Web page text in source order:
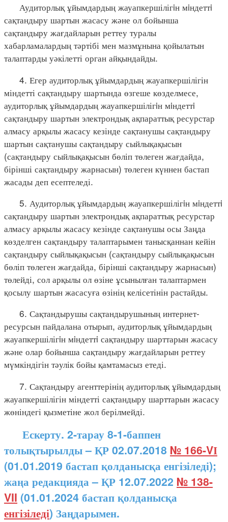
Аудиторлық ұйымдардың жауапкершілігiн мiндеттi
сақтандыру шартын жасасу және ол бойынша
сақтандыру жағдайларын реттеу туралы
хабарламалардың тәртібі мен мазмұнына қойылатын
талаптарды уәкілетті орган айқындайды.
4. Егер аудиторлық ұйымдардың жауапкершілігін
міндетті сақтандыру шартында өзгеше көзделмесе,
аудиторлық ұйымдардың жауапкершілігiн мiндеттi
сақтандыру шартын электрондық ақпараттық ресурстар
алмасу арқылы жасасу кезінде сақтанушы сақтандыру
шартын сақтанушы сақтандыру сыйлықақысын
(сақтандыру сыйлықақысын бөліп төлеген жағдайда,
бірінші сақтандыру жарнасын) төлеген күннен бастап
жасады деп есептеледі.
5. Аудиторлық ұйымдардың жауапкершілігiн мiндеттi
сақтандыру шартын электрондық ақпараттық ресурстар
алмасу арқылы жасасу кезінде сақтанушы осы Заңда
көзделген сақтандыру талаптарымен танысқаннан кейін
сақтандыру сыйлықақысын (сақтандыру сыйлықақысын
бөліп төлеген жағдайда, бірінші сақтандыру жарнасын)
төлейді, сол арқылы ол өзіне ұсынылған талаптармен
қосылу шартын жасасуға өзінің келісетінін растайды.
6. Сақтандырушы сақтандырушының интернет-
ресурсын пайдалана отырып, аудиторлық ұйымдардың
жауапкершілігiн мiндеттi сақтандыру шарттарын жасасу
және олар бойынша сақтандыру жағдайларын реттеу
мүмкіндігін тәулік бойы қамтамасыз етеді.
7. Сақтандыру агенттерінің аудиторлық ұйымдардың
жауапкершілігін міндетті сақтандыру шарттарын жасасу
жөніндегі қызметіне жол берілмейді.
Ескерту. 2-тарау 8-1-баппен
толықтырылды – ҚР 02.07.2018 № 166-VІ
(01.01.2019 бастап қолданысқа енгізіледі);
жаңа редакцияда – ҚР 12.07.2022 № 138-
VII (01.01.2024 бастап қолданысқа
енгізіледі) Заңдарымен.